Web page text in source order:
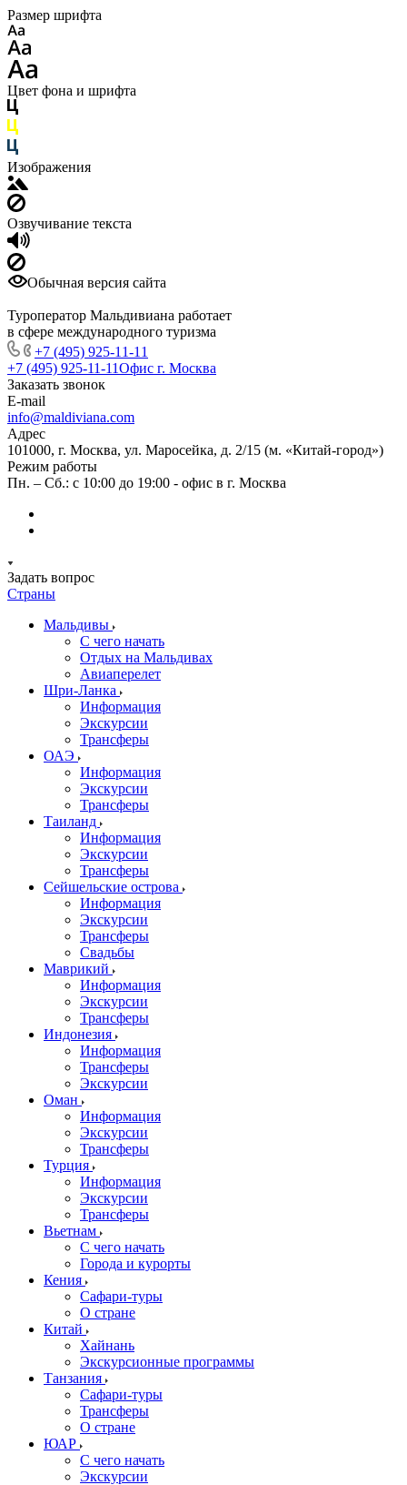
Размер шрифта
Цвет фона и шрифта
Изображения
Озвучивание текста
Обычная версия сайта
Туроператор Мальдивиана работает
в сфере международного туризма
+7 (495) 925-11-11
+7 (495) 925-11-11Офис г. Москва
Заказать звонок
E-mail
info@maldiviana.com
Адрес
101000, г. Москва, ул. Маросейка, д. 2/15 (м. «Китай-город»)
Режим работы
Пн. – Сб.: с 10:00 до 19:00 - офис в г. Москва
Задать вопрос
Страны
Мальдивы
С чего начать
Отдых на Мальдивах
Авиаперелет
Шри-Ланка
Информация
Экскурсии
Трансферы
ОАЭ
Информация
Экскурсии
Трансферы
Таиланд
Информация
Экскурсии
Трансферы
Сейшельские острова
Информация
Экскурсии
Трансферы
Свадьбы
Маврикий
Информация
Экскурсии
Трансферы
Индонезия
Информация
Трансферы
Экскурсии
Оман
Информация
Экскурсии
Трансферы
Турция
Информация
Экскурсии
Трансферы
Вьетнам
С чего начать
Города и курорты
Кения
Сафари-туры
О стране
Китай
Хайнань
Экскурсионные программы
Танзания
Сафари-туры
Трансферы
О стране
ЮАР
С чего начать
Экскурсии